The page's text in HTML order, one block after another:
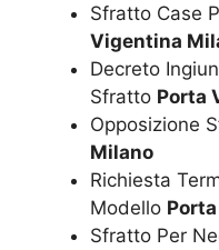
Sfratto Case
Vigentina
Decreto
Sfratto Porta
Opposizione
Milano
Richiesta
Modello
Sfratto Per